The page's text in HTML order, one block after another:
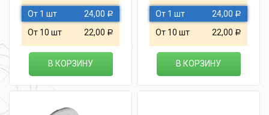
От 1 шт 24,00 Р
От 10 шт 22,00 Р
В КОРЗИНУ
От 1 шт 24,00 Р
От 10 шт 22,00 Р
В КОРЗИНУ